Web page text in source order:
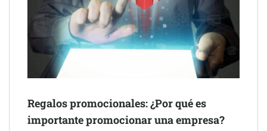
Regalos promocionales: ¿Por qué es
importante promocionar una empresa?